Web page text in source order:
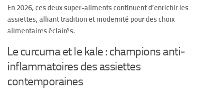
En 2026, ces deux super-aliments continuent d’enrichir les
assiettes, alliant tradition et modernité pour des choix
alimentaires éclairés.
Le curcuma et le kale : champions anti-
inflammatoires des assiettes
contemporaines